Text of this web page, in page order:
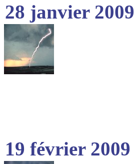
28 janvier 2009
19 février 2009